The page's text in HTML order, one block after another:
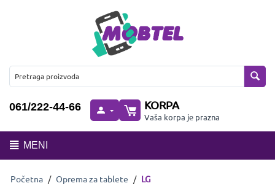
061/222-44-66 KORPA
Vaša korpa je prazna
MENI
Početna / Oprema za tablete / LG